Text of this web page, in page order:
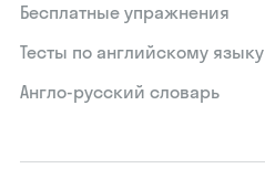
Бесплатные упражнения
Тесты по английскому языку
Англо-русский словарь